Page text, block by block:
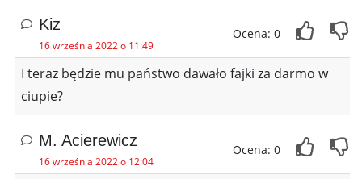
Kiz
16 września 2022 o 11:49
Ocena: 0
I teraz będzie mu państwo dawało fajki za darmo w
ciupie?
M. Acierewicz
16 września 2022 o 12:04
Ocena: 0